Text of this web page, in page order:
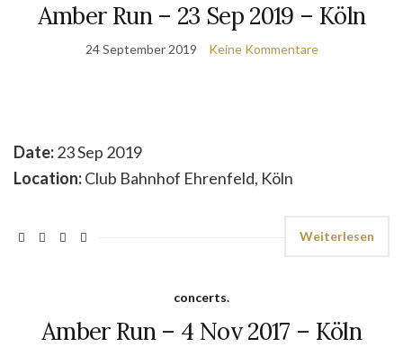
Amber Run – 23 Sep 2019 – Köln
24 September 2019 Keine Kommentare
Date:23 Sep 2019
Location:Club Bahnhof Ehrenfeld, Köln
Weiterlesen
concerts.
Amber Run – 4 Nov 2017 – Köln